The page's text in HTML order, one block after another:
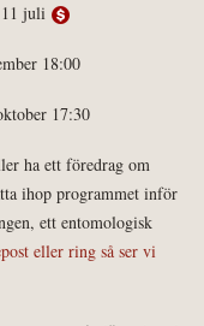
juli
18:00
17:30
ha ett föredrag om
ihop programmet inför
ett entomologisk
eller ring så ser vi